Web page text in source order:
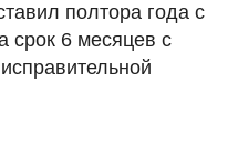
полтора года с
срок 6 месяцев с